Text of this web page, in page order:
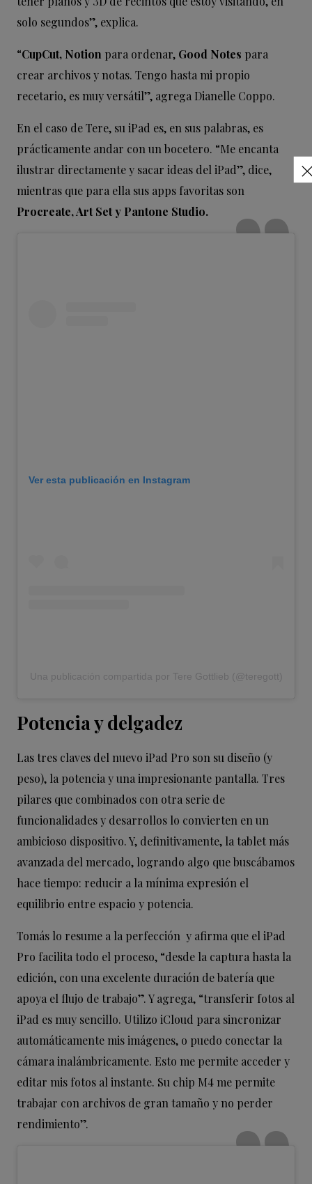
solo segundos”, explica.
“CupCut, Notion para ordenar, Good Notes para
crear archivos y notas. Tengo hasta mi propio
recetario, es muy versátil”, agrega Dianelle Coppo.
En el caso de Tere, su iPad es, en sus palabras, es
prácticamente andar con un bocetero. “Me encanta
ilustrar directamente y sacar ideas del iPad”, dice,
mientras que para ella sus apps favoritas son
Procreate, Art Set y Pantone Studio.
Ver esta publicación en Instagram
Una publicación compartida por Tere Gottlieb (@teregott)
Potencia y delgadez
Las tres claves del nuevo iPad Pro son su diseño (y
peso), la potencia y una impresionante pantalla. Tres
pilares que combinados con otra serie de
funcionalidades y desarrollos lo convierten en un
ambicioso dispositivo. Y, definitivamente, la tablet más
avanzada del mercado, logrando algo que buscábamos
hace tiempo: reducir a la mínima expresión el
equilibrio entre espacio y potencia.
Tomás lo resume a la perfección y afirma que el iPad
Pro facilita todo el proceso, “desde la captura hasta la
edición, con una excelente duración de batería que
apoya el flujo de trabajo”. Y agrega, “transferir fotos al
iPad es muy sencillo. Utilizo iCloud para sincronizar
automáticamente mis imágenes, o puedo conectar la
cámara inalámbricamente. Esto me permite acceder y
editar mis fotos al instante. Su chip M4 me permite
trabajar con archivos de gran tamaño y no perder
rendimiento”.